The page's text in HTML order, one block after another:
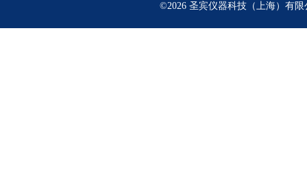
©2026 圣宾仪器科技（上海）有